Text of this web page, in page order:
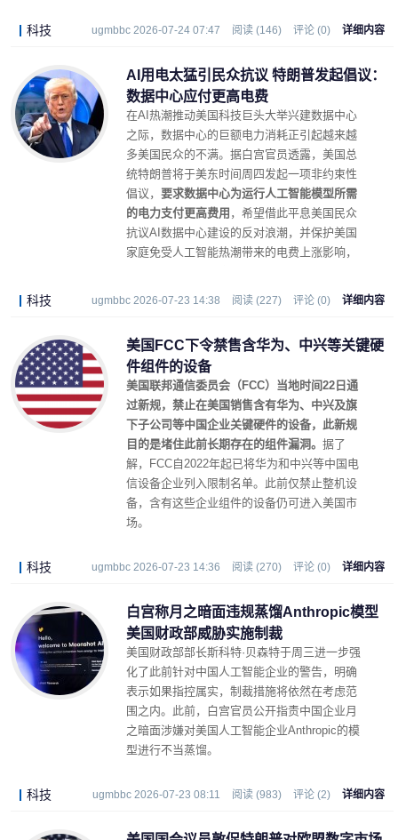
科技 ugmbbc 2026-07-24 07:47 阅读 (146) 评论 (0) 详细内容
AI用电太猛引民众抗议 特朗普发起倡议：
数据中心应付更高电费
在AI热潮推动美国科技巨头大举兴建数据中心
之际，数据中心的巨额电力消耗正引起越来越
多美国民众的不满。据白宫官员透露，美国总
统特朗普将于美东时间周四发起一项非约束性
倡议， 要求数据中心为运行人工智能模型所需
的电力支付更高费用 ，希望借此平息美国民众
抗议AI数据中心建设的反对浪潮，并保护美国
家庭免受人工智能热潮带来的电费上涨影响，
科技 ugmbbc 2026-07-23 14:38 阅读 (227) 评论 (0) 详细内容
美国FCC下令禁售含华为、中兴等关键硬
件组件的设备
美国联邦通信委员会（FCC）当地时间22日通
过新规，禁止在美国销售含有华为、中兴及旗
下子公司等中国企业关键硬件的设备，此新规
目的是堵住此前长期存在的组件漏洞。 据了
解，FCC自2022年起已将华为和中兴等中国电
信设备企业列入限制名单。此前仅禁止整机设
备，含有这些企业组件的设备仍可进入美国市
场。
科技 ugmbbc 2026-07-23 14:36 阅读 (270) 评论 (0) 详细内容
白宫称月之暗面违规蒸馏Anthropic模型
美国财政部威胁实施制裁
美国财政部部长斯科特·贝森特于周三进一步强
化了此前针对中国人工智能企业的警告，明确
表示如果指控属实，制裁措施将依然在考虑范
围之内。此前，白宫官员公开指责中国企业月
之暗面涉嫌对美国人工智能企业Anthropic的模
型进行不当蒸馏。
科技 ugmbbc 2026-07-23 08:11 阅读 (983) 评论 (2) 详细内容